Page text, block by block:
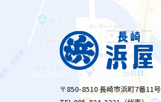
〒850-8510 長崎市浜町7番11号